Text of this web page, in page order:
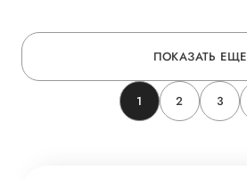
ПОКАЗАТЬ ЕЩЕ
1 2 3